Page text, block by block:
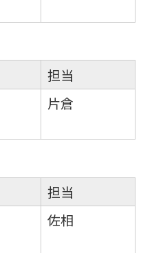
担当
片倉
担当
佐相